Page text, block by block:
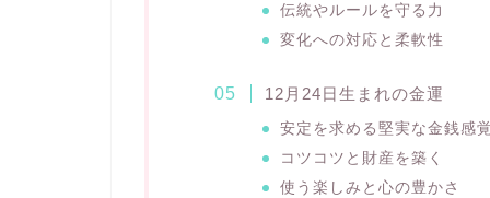
伝統やルールを守る力
変化への対応と柔軟性
12月24日生まれの金運
安定を求める堅実な金銭感覚
コツコツと財産を築く
使う楽しみと心の豊かさ